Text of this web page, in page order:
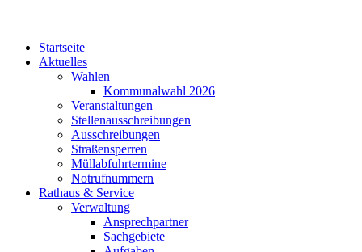
Startseite
Aktuelles
Wahlen
Kommunalwahl 2026
Veranstaltungen
Stellenausschreibungen
Ausschreibungen
Straßensperren
Müllabfuhrtermine
Notrufnummern
Rathaus & Service
Verwaltung
Ansprechpartner
Sachgebiete